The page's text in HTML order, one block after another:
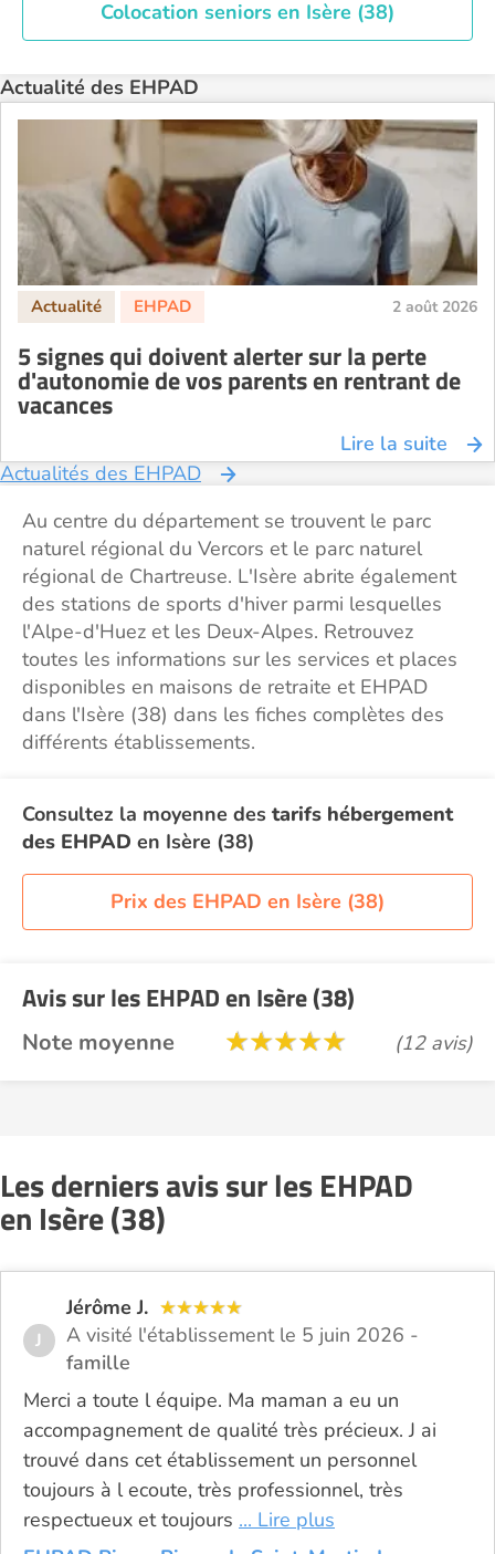
Colocation seniors en Isère (38)
Actualité des EHPAD
2 août 2026
5 signes qui doivent alerter sur la perte
d'autonomie de vos parents en rentrant de
vacances
Lire la suite
Actualités des EHPAD
Au centre du département se trouvent le parc
naturel régional du Vercors et le parc naturel
régional de Chartreuse. L'Isère abrite également
des stations de sports d'hiver parmi lesquelles
l'Alpe-d'Huez et les Deux-Alpes. Retrouvez
toutes les informations sur les services et places
disponibles en maisons de retraite et EHPAD
dans l'Isère (38) dans les fiches complètes des
différents établissements.
Consultez la moyenne des tarifs hébergement
des EHPAD en Isère (38)
Prix des EHPAD en Isère (38)
Avis sur les EHPAD en Isère (38)
Note moyenne (12 avis)
Les derniers avis sur les EHPAD
en Isère (38)
J
Jérôme J.
A visité l'établissement le 5 juin 2026 -
famille
Merci a toute l équipe. Ma maman a eu un
accompagnement de qualité très précieux. J ai
trouvé dans cet établissement un personnel
toujours à l ecoute, très professionnel, très
respectueux et toujours ... Lire plus